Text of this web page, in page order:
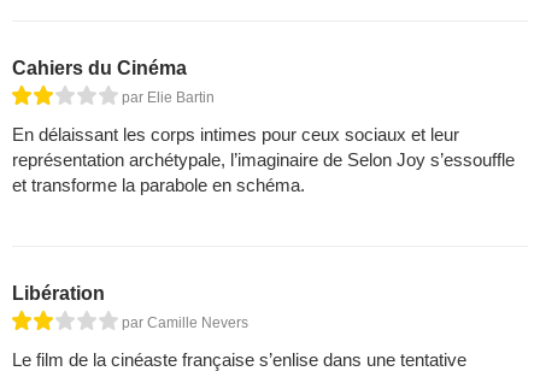
Cahiers du Cinéma
par Elie Bartin
En délaissant les corps intimes pour ceux sociaux et leur
représentation archétypale, l’imaginaire de Selon Joy s’essouffle
et transforme la parabole en schéma.
Libération
par Camille Nevers
Le film de la cinéaste française s’enlise dans une tentative